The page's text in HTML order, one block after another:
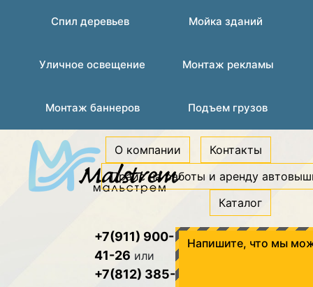
Спил деревьев Мойка зданий
Уличное освещение Монтаж рекламы
Монтаж баннеров Подъем грузов
О компании
Контакты
Прайс на работы и аренду
Каталог
+7(911) 900-
41-26 или
+7(812) 385-
Напишите, что мы